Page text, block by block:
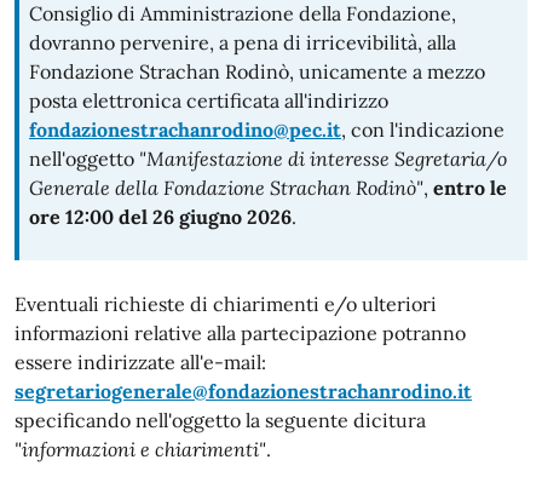
Consiglio di Amministrazione della Fondazione,
dovranno pervenire, a pena di irricevibilità, alla
Fondazione Strachan Rodinò, unicamente a mezzo
posta elettronica certificata all'indirizzo
fondazionestrachanrodino@pec.it, con l'indicazione
nell'oggetto "Manifestazione di interesse Segretaria/o
Generale della Fondazione Strachan Rodinò", entro le
ore 12:00 del 26 giugno 2026.
Eventuali richieste di chiarimenti e/o ulteriori
informazioni relative alla partecipazione potranno
essere indirizzate all'e-mail:
segretariogenerale@fondazionestrachanrodino.it
specificando nell'oggetto la seguente dicitura
"informazioni e chiarimenti".